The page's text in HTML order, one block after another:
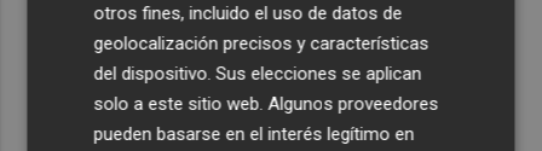
otros fines, incluido el uso de datos de
geolocalización precisos y características
del dispositivo. Sus elecciones se aplican
solo a este sitio web. Algunos proveedores
pueden basarse en el interés legítimo en